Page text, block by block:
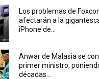
Los problemas de
afectarán a la
iPhone de...
Anwar de Malasia se
primer ministro,
décadas...